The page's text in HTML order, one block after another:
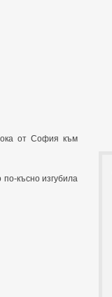
от София към
късно изгубила